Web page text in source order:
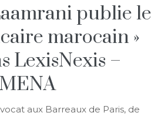
publie le
marocain »
LexisNexis –
aux Barreaux de Paris, de